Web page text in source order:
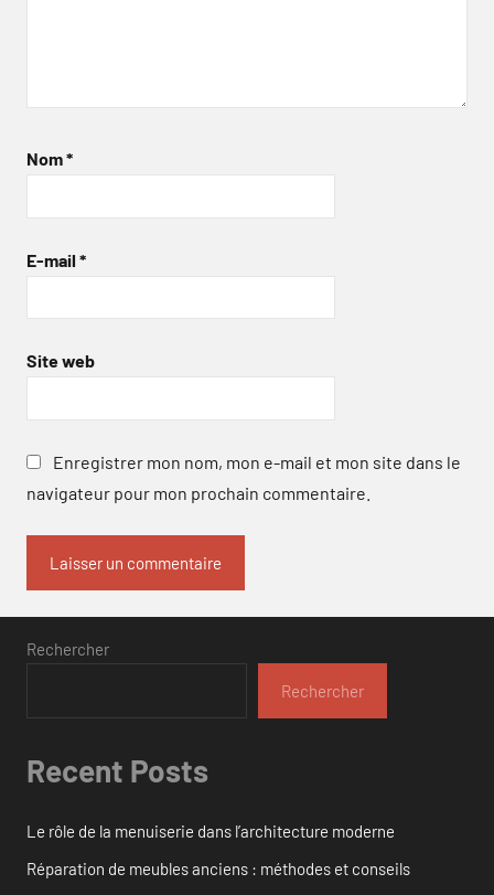
Nom*
E-mail *
Site web
Enregistrer mon nom, mon e-mail et mon site dans le
navigateur pour mon prochain commentaire.
Rechercher
Rechercher
Recent Posts
Le rôle de la menuiserie dans l’architecture moderne
Réparation de meubles anciens : méthodes et conseils